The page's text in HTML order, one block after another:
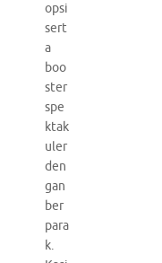
opsi
sert
a
boo
ster
spe
ktak
uler
den
gan
ber
para
k.